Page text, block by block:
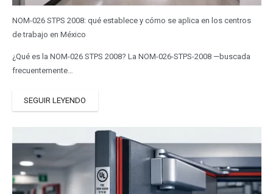
NOM-026 STPS 2008: qué establece y cómo se aplica en los centros
de trabajo en México
¿Qué es la NOM-026 STPS 2008? La NOM-026-STPS-2008 —buscada
frecuentemente…
SEGUIR LEYENDO